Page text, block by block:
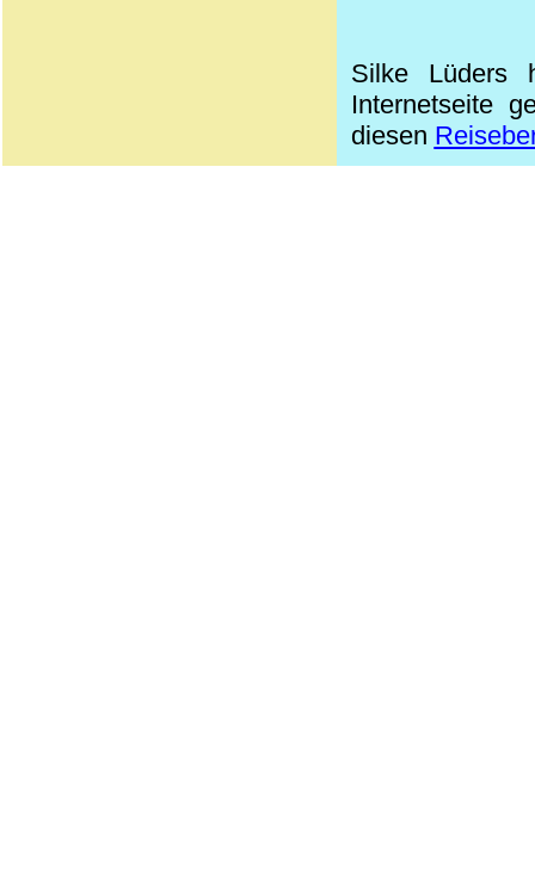
Silke Lüders
Internetseite
diesen